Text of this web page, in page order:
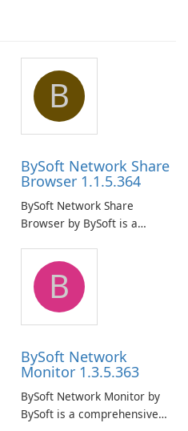
B
BySoft Network Share
Browser 1.1.5.364
BySoft Network Share
Browser by BySoft is a
application that allows users
to easily browse and manage
shared folders on their
network.
B
BySoft Network
Monitor 1.3.5.363
BySoft Network Monitor by
BySoft is a comprehensive